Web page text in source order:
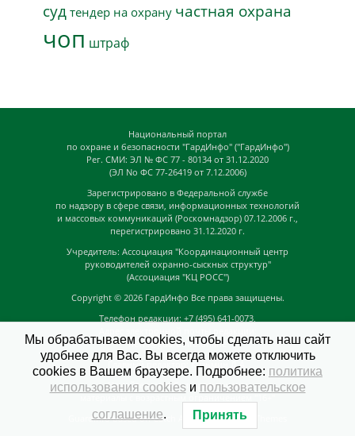
суд тендер на охрану частная охрана
чоп штраф
Национальный портал
по охране и безопасности "ГардИнфо" ("ГардИнфо")
Рег. СМИ: ЭЛ № ФС 77 - 80134 от 31.12.2020
(ЭЛ No ФС 77-26419 от 7.12.2006)
Зарегистрировано в Федеральной службе
по надзору в сфере связи, информационных технологий
и массовых коммуникаций (Роскомнадзор) 07.12.2006 г.,
перегистрировано 31.12.2020 г.
Учредитель: Ассоциация "Координационный центр
руководителей охранно-сыскных структур"
(Ассоциация "КЦ РОСС")
Copyright © 2026 ГардИнфо Все права защищены.
Телефон редакции: +7 (495) 641-0073,
news@guardinfo.online
Главный редактор: Кузьмин Д.А.
На сайте могут быть размещены
GuardInfo based on Catch Adaptive byCatch Themes
Мы обрабатываем cookies, чтобы сделать наш сайт
удобнее для Вас. Вы всегда можете отключить
cookies в Вашем браузере. Подробнее: политика
использования cookiesи пользовательское
соглашение. Принять